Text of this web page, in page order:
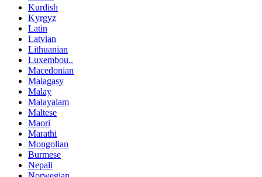
Kurdish
Kyrgyz
Latin
Latvian
Lithuanian
Luxembou..
Macedonian
Malagasy
Malay
Malayalam
Maltese
Maori
Marathi
Mongolian
Burmese
Nepali